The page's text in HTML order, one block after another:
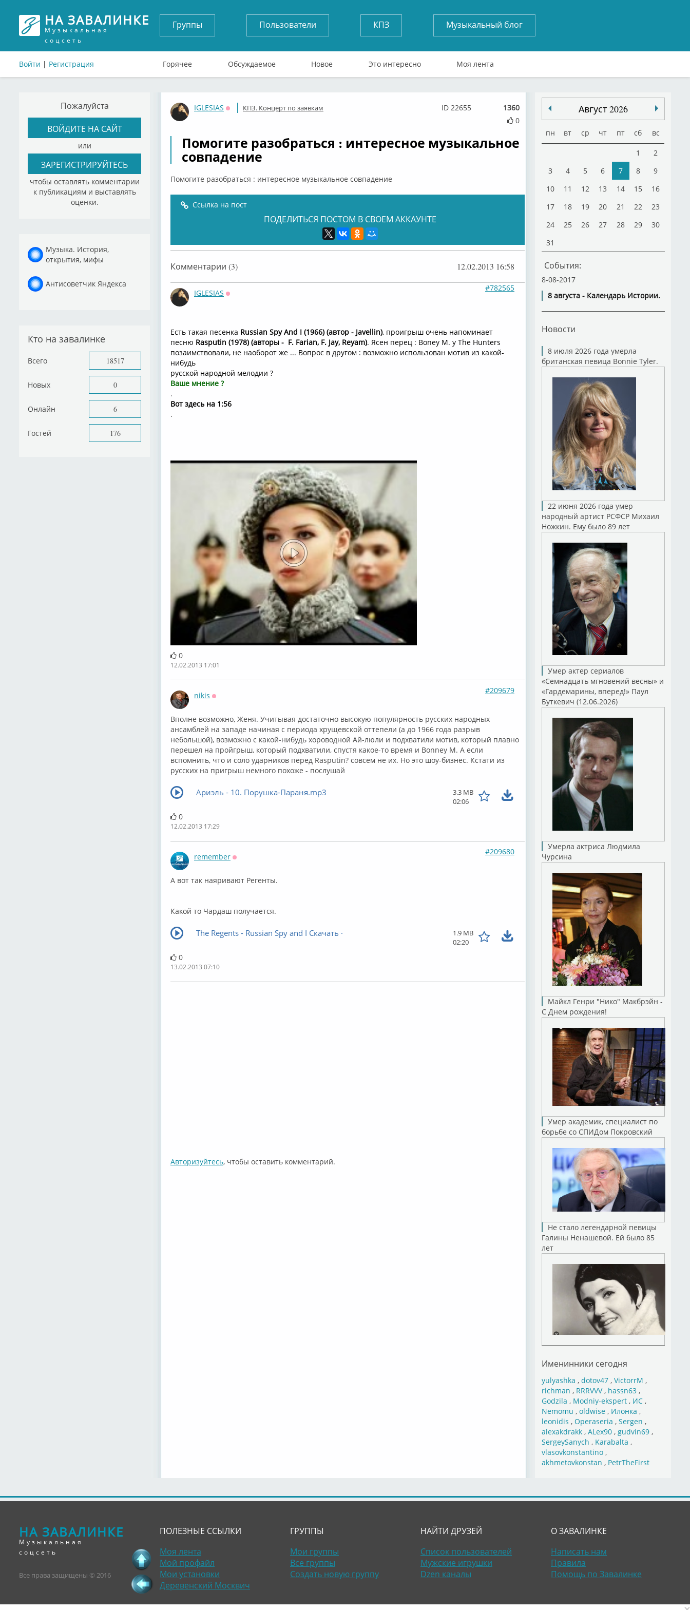
НА ЗАВАЛИНКЕ
Музыкальная
соцсеть
Войти | Регистрация
Группы Пользователи КПЗ Музыкальный блог
Горячее Обсуждаемое Новое Это интересно Моя лента
Пожалуйста
ВОЙДИТЕ НА САЙТ
или
ЗАРЕГИСТРИРУЙТЕСЬ
чтобы оставлять комментарии
к публикациям и выставлять
оценки.
Музыка. История,
открытия, мифы
Антисоветчик Яндекса
Кто на завалинке
Всего 18517
Новых 0
Онлайн 6
Гостей 176
IGLESIAS
Оффлайн
КПЗ. Концерт по заявкам
1360
0
ID 22655
Помогите разобраться : интересное музыкальное
совпадение
Помогите разобраться : интересное музыкальное совпадение
Ссылка на пост
ПОДЕЛИТЬСЯ ПОСТОМ В СВОЕМ АККАУНТЕ
Комментарии (3) 12.02.2013 16:58
IGLESIAS
#782565
Есть такая песенка Russian Spy And I (1966) (автор - Javellin), проигрыш очень напоминает
песню Rasputin (1978) (авторы - F. Farian, F. Jay, Reyam). Ясен перец : Boney M. у The Hunters
позаимствовали, не наоборот же ... Вопрос в другом : возможно использован мотив из какой-
нибудь
русской народной мелодии ?
Ваше мнение ?
.
Вот здесь на 1:56
.
0
12.02.2013 17:01
nikis
#209679
Вполне возможно, Женя. Учитывая достаточно высокую популярность русских народных
ансамблей на западе начиная с периода хрущевской оттепели (а до 1966 года разрыв
небольшой), возможно с какой-нибудь хороводной Ай-люли и подхватили мотив, который плавно
перешел на пройгрыш, который подхватили, спустя какое-то время и Bonney M. А если
вспомнить, что и соло ударников перед Rasputin? совсем не их. Но это шоу-бизнес. Кстати из
русских на пригрыш немного похоже - послушай
Ариэль - 10. Порушка-Параня.mp3
3.3 MB
02:06
0
12.02.2013 17:29
remember
#209680
А вот так наяривают Регенты.
Какой то Чардаш получается.
The Regents - Russian Spy and I Скачать ·
1.9 MB
02:20
0
13.02.2013 07:10
Авторизуйтесь, чтобы оставить комментарий.
Август 2026
пн вт ср чт пт сб вс
1
2
3
4 5 6 7 8
9
10
11 12 13 14 15
16
17
18 19 20 21 22
23
24
25 26 27 28 29
30
31
События:
8-08-2017
8 августа - Календарь Истории.
Новости
8 июля 2026 года умерла
британская певица Bonnie Tyler.
22 июня 2026 года умер
народный артист РСФСР Михаил
Ножкин. Ему было 89 лет
Умер актер сериалов
«Семнадцать мгновений весны» и
«Гардемарины, вперед!» Паул
Буткевич (12.06.2026)
Умерла актриса Людмила
Чурсина
Майкл Генри "Нико" Макбрэйн -
С Днем рождения!
Умер академик, специалист по
борьбе со СПИДом Покровский
Не стало легендарной певицы
Галины Ненашевой. Ей было 85
лет
Именинники сегодня
yulyashka , dotov47, VictorrM ,
richman , RRRVVV, hassn63,
Godzila , Modniy-ekspert, ИС,
Nemomu , oldwise, Илонка ,
leonidis , Operaseria , Sergen ,
alexakdrakk, ALex90, gudvin69,
SergeySanych , Karabalta ,
vlasovkonstantino,
akhmetovkonstan , PetrTheFirst
НА ЗАВАЛИНКЕ
Музыкальная
соцсеть
Все права защищены © 2016
ПОЛЕЗНЫЕ ССЫЛКИ
Моя лента
Мой профайл
Мои установки
Деревенский Москвич
ГРУППЫ
Мои группы
Все группы
Создать новую группу
НАЙТИ ДРУЗЕЙ
Список пользователей
Мужские игрушки
Dzen каналы
О ЗАВАЛИНКЕ
Написать нам
Правила
Помощь по Завалинке